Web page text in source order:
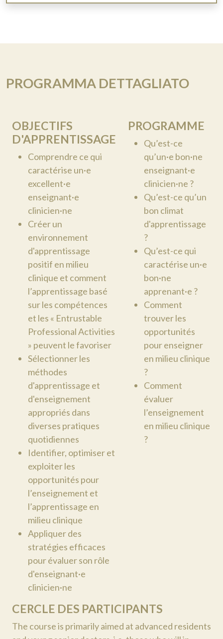
PROGRAMMA DETTAGLIATO
OBJECTIFS
D'APPRENTISSAGE
Comprendre ce qui
caractérise un·e
excellent·e
enseignant·e
clinicien·ne
Créer un
environnement
d'apprentissage
positif en milieu
clinique et comment
l’apprentissage basé
sur les compétences
et les « Entrustable
Professional Activities
» peuvent le favoriser
Sélectionner les
méthodes
d'apprentissage et
d'enseignement
appropriés dans
diverses pratiques
quotidiennes
Identifier, optimiser et
exploiter les
opportunités pour
l’enseignement et
l’apprentissage en
milieu clinique
Appliquer des
stratégies efficaces
pour évaluer son rôle
d'enseignant·e
clinicien·ne
PROGRAMME
Qu’est-ce
qu’un·e bon·ne
enseignant·e
clinicien·ne ?
Qu’est-ce qu’un
bon climat
d'apprentissage
?
Qu’est-ce qui
caractérise un·e
bon·ne
apprenant·e ?
Comment
trouver les
opportunités
pour enseigner
en milieu clinique
?
Comment
évaluer
l’enseignement
en milieu clinique
?
CERCLE DES PARTICIPANTS
The course is primarily aimed at advanced residents